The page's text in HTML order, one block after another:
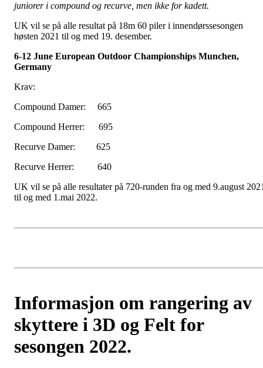
juniorer i compound og recurve, men ikke for kadett.
UK vil se på alle resultat på 18m 60 piler i innendørssesongen
høsten 2021 til og med 19. desember.
6-12 June European Outdoor Championships Munchen,
Germany
Krav:
Compound Damer: 665
Compound Herrer: 695
Recurve Damer: 625
Recurve Herrer: 640
UK vil se på alle resultater på 720-runden fra og med 9.august
til og med 1.mai 2022.
Informasjon om rangering av
skyttere i 3D og Felt for
sesongen 2022.